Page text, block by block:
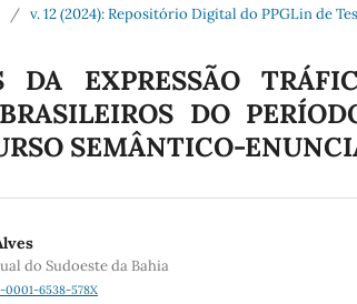
/ v. 12 (2024): Repositório Digital do PPGLin de
DA EXPRESSÃO
DO
SEMÂNTICO-
do Sudoeste da Bahia
6538-578X